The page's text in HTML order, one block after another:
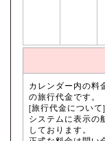
カレンダー内の料
の旅行代金です。
[旅行代金について]
システムに表示の
しております。